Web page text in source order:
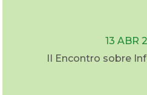
13 ABR
II Encontro sobre